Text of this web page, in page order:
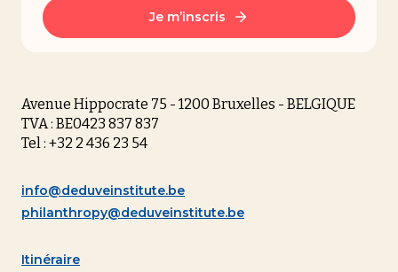
Je m’inscris
Avenue Hippocrate 75 - 1200 Bruxelles - BELGIQUE
TVA : BE0423 837 837
Tel : +32 2 436 23 54
info@deduveinstitute.be
philanthropy@deduveinstitute.be
Itinéraire